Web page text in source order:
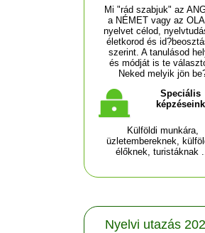
Mi "rád szabjuk" az
a NÉMET vagy az
nyelvet célod,
életkorod és
szerint. A tanulásod
és módját is te
Neked melyik jön
Speciális
képzéseink
Külföldi munkára,
üzletembereknek,
élőknek, turistáknak
Nyelvi utazás